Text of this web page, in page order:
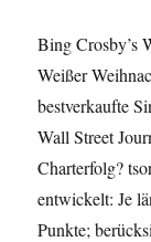
Bing Crosby’s
Weißer
bestverkaufte
Wall Street
Charterfolg?
entwickelt: Je
Punkte;